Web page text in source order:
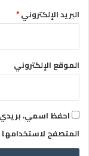
البريد الإلكتروني*
الموقع الإلكتروني
احفظ اسمي، بريدي
المتصفح